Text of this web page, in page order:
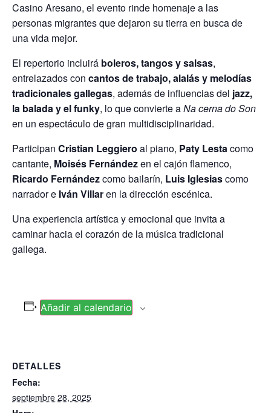
Casino Aresano, el evento rinde homenaje a las
personas migrantes que dejaron su tierra en busca de
una vida mejor.
El repertorio incluirá boleros, tangos y salsas,
entrelazados con cantos de trabajo, alalás y melodías
tradicionales gallegas, además de influencias del jazz,
la balada y el funky, lo que convierte aNa cerna do Son
en un espectáculo de gran multidisciplinaridad.
Participan Cristian Leggiero al piano, Paty Lestacomo
cantante, Moisés Fernándezen el cajón flamenco,
Ricardo Fernándezcomo bailarín, Luis Iglesiascomo
narrador e Iván Villaren la dirección escénica.
Una experiencia artística y emocional que invita a
caminar hacia el corazón de la música tradicional
gallega.
Añadir al calendario
DETALLES
Fecha:
septiembre 28, 2025